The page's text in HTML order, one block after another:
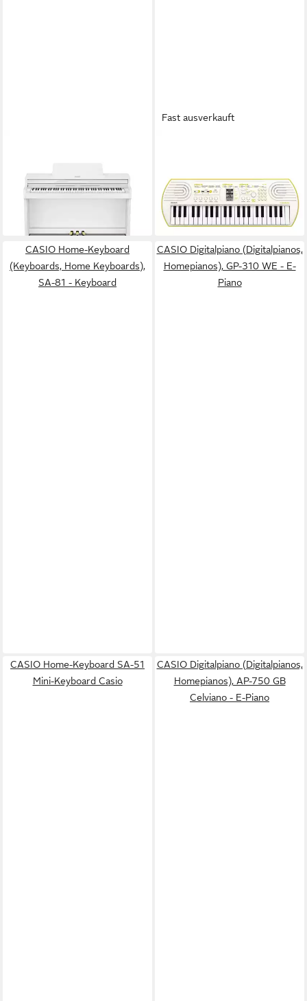
Homepianos), AP-550 WE
Celviano - E-Piano
Fast ausverkauft
Keyboard
72,36 €
lieferbar - in 3-4 Werktagen bei dir
CASIO Home-Keyboard
(Keyboards, Home Keyboards),
SA-81 - Keyboard
CASIO Digitalpiano (Digitalpianos,
Homepianos), GP-310 WE - E-
Piano
CASIO Home-Keyboard SA-51
Mini-Keyboard Casio
CASIO Digitalpiano (Digitalpianos,
Homepianos), AP-750 GB
Celviano - E-Piano